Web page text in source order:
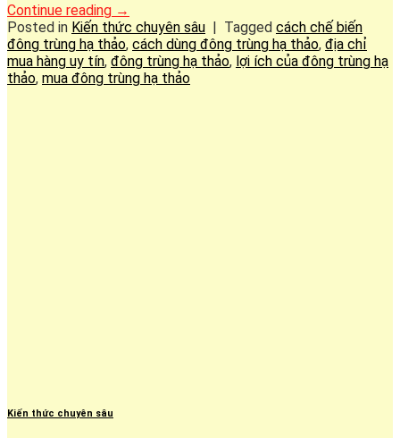
Continue reading →
Posted in Kiến thức chuyên sâu | Tagged cách chế biến
đông trùng hạ thảo, cách dùng đông trùng hạ thảo, địa chỉ
mua hàng uy tín, đông trùng hạ thảo, lợi ích của đông trùng hạ
thảo, mua đông trùng hạ thảo
Kiến thức chuyên sâu